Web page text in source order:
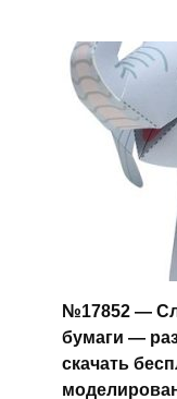
№17852 —
бумаги —
скачать